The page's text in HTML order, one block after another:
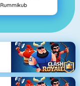
Rummikub